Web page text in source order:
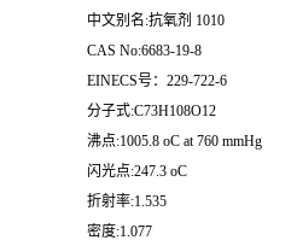
中文别名:抗氧剂 1010
CAS No:6683-19-8
EINECS号：229-722-6
分子式:C73H108O12
沸点:1005.8 oC at 760 mmHg
闪光点:247.3 oC
折射率:1.535
密度:1.077